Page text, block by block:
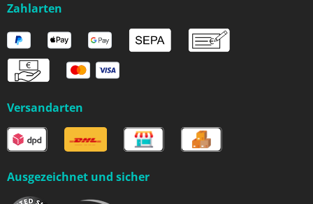
Zahlarten
Versandarten
Ausgezeichnet und sicher